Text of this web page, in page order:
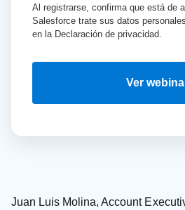
Al registrarse, confirma que está de
Salesforce trate sus datos
en la Declaración de privacidad.
Ver
Juan Luis Molina, Account